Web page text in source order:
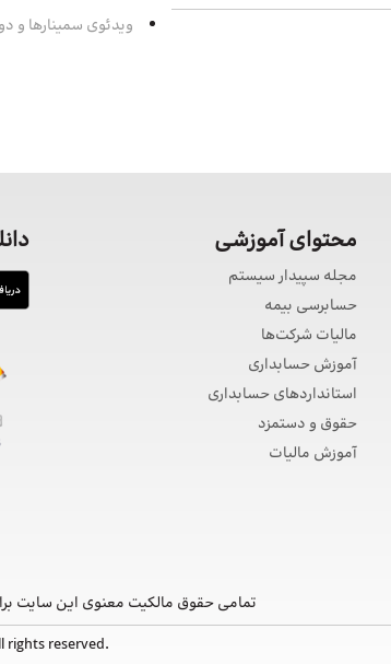
ویدئوی سمینارها و
محتوای آموزشی
مجله سپیدار سیستم
حسابرسی بیمه
مالیات شرکت‌ها
آموزش حسابداری
استانداردهای حسابداری
حقوق و دستمزد
آموزش مالیات
تمامی حقوق مالکیت معنوی این ‌سایت
rights reserved.